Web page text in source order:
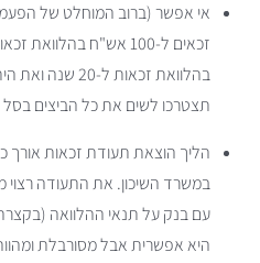
אי אפשר (ברוב המוחלט של
תצטרכו לשים את כל הביצים
הליך הוצאת תעודת זכאות אורך
במשרד השיכון. את התעודה
עם בנק על תנאי ההלוואה
היא אפשרית אבל מסורבלת